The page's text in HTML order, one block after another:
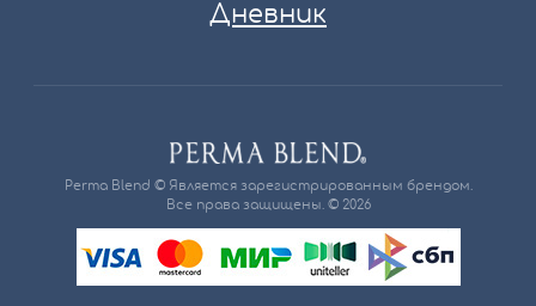
Дневник
Perma Blend © Является зарегистрированным брендом.
Все права защищены. © 2026